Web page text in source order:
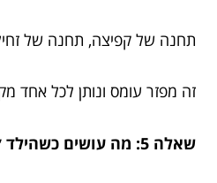
תחנה של קפיצה, תחנה של
זה מפזר עומס ונותן לכל אחד
שאלה 5: מה עושים כשהילד ״מפחד״ מהמתקן?